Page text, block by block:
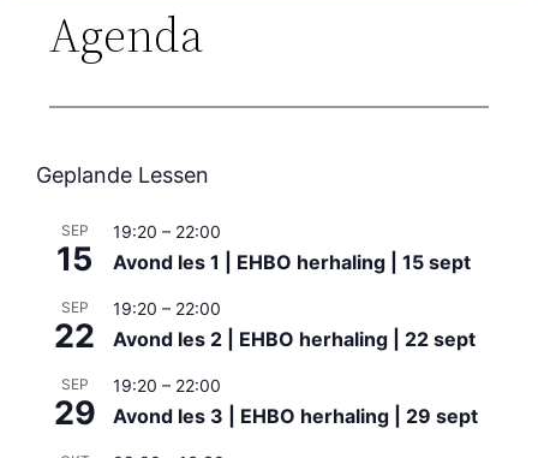
Agenda
Geplande Lessen
SEP
15
19:20 – 22:00
Avond les 1 | EHBO herhaling | 15 sept
SEP
22
19:20 – 22:00
Avond les 2 | EHBO herhaling | 22 sept
SEP
29
19:20 – 22:00
Avond les 3 | EHBO herhaling | 29 sept